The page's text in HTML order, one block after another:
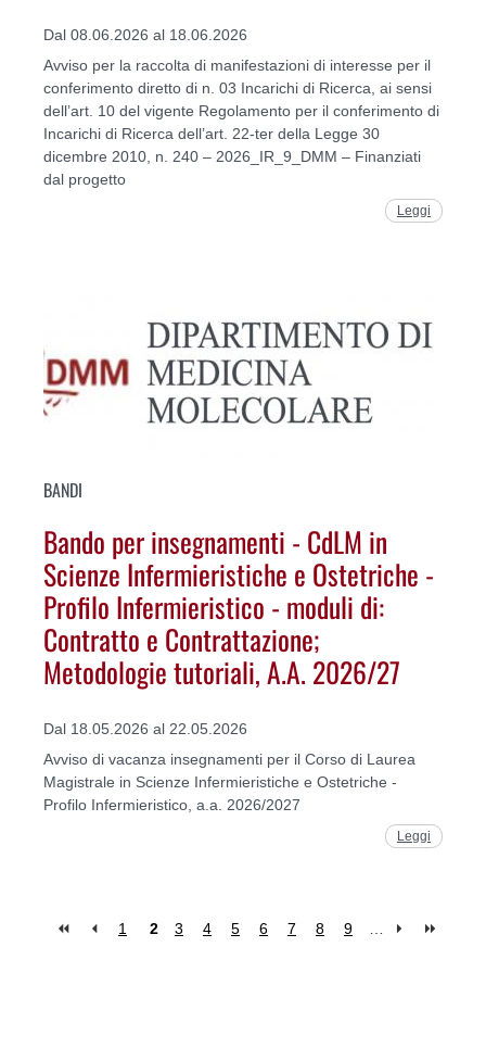
Dal 08.06.2026 al 18.06.2026
Avviso per la raccolta di manifestazioni di interesse per il
conferimento diretto di n. 03 Incarichi di Ricerca, ai sensi
dell’art. 10 del vigente Regolamento per il conferimento di
Incarichi di Ricerca dell’art. 22-ter della Legge 30
dicembre 2010, n. 240 – 2026_IR_9_DMM – Finanziati
dal progetto
Leggi
BANDI
Bando per insegnamenti - CdLM in
Scienze Infermieristiche e Ostetriche -
Profilo Infermieristico - moduli di:
Contratto e Contrattazione;
Metodologie tutoriali, A.A. 2026/27
Dal 18.05.2026 al 22.05.2026
Avviso di vacanza insegnamenti per il Corso di Laurea
Magistrale in Scienze Infermieristiche e Ostetriche -
Profilo Infermieristico, a.a. 2026/2027
Leggi
1 2 3 4 5 6 7 8 9